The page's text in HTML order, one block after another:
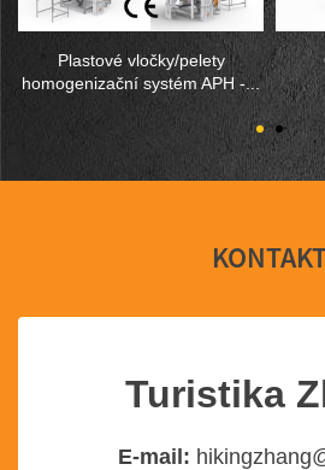
Plastové vločky/pelety
homogenizační systém APH -...
Turistika
E-mail: